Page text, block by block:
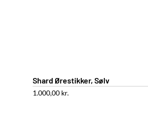
Shard Ørestikker, Sølv
1.000,00 kr.